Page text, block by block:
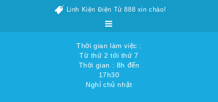
Linh Kiện Điện Tử 888 xin chào!
Thời gian làm việc :
Từ thứ 2 tới thứ 7
Thời gian : 8h đến
17h30
Nghỉ chủ nhật